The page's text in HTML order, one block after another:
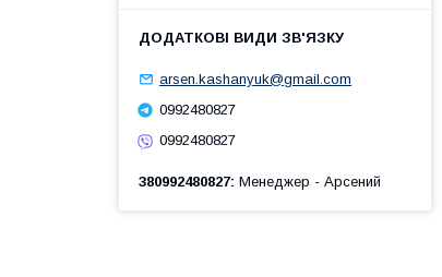
arsen.kashanyuk@gmail.com
0992480827
0992480827
380992480827 Менеджер - Арсений